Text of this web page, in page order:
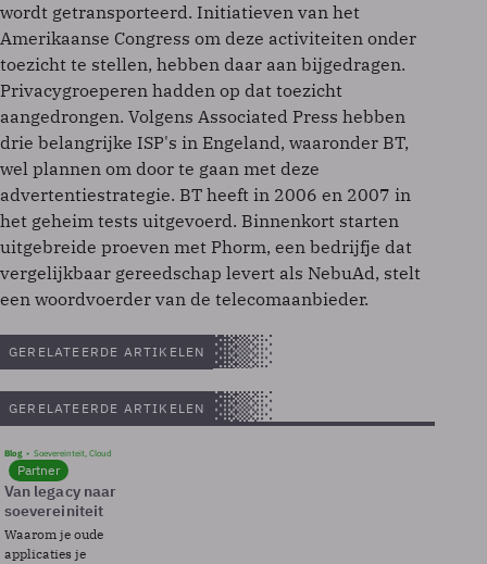
wordt getransporteerd. Initiatieven van het
Amerikaanse Congress om deze activiteiten onder
toezicht te stellen, hebben daar aan bijgedragen.
Privacygroeperen hadden op dat toezicht
aangedrongen. Volgens Associated Press hebben
drie belangrijke ISP's in Engeland, waaronder BT,
wel plannen om door te gaan met deze
advertentiestrategie. BT heeft in 2006 en 2007 in
het geheim tests uitgevoerd. Binnenkort starten
uitgebreide proeven met Phorm, een bedrijfje dat
vergelijkbaar gereedschap levert als NebuAd, stelt
een woordvoerder van de telecomaanbieder.
GERELATEERDE ARTIKELEN
GERELATEERDE ARTIKELEN
Blog Soevereinteit, Cloud
Partner
Van legacy naar
soevereiniteit
Waarom je oude
applicaties je